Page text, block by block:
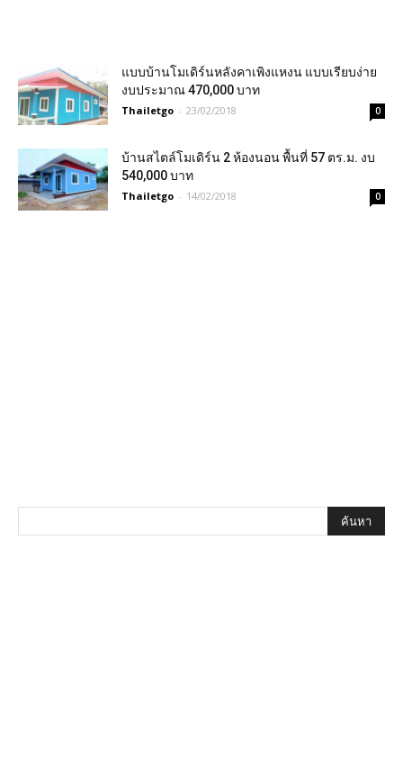
แบบบ้านโมเดิร์นหลังคาเพิงแหงน แบบเรียบง่าย
งบประมาณ 470,000 บาท
Thailetgo - 23/02/2018 0
บ้านสไตล์โมเดิร์น 2 ห้องนอน พื้นที่ 57 ตร.ม. งบ
540,000 บาท
Thailetgo - 14/02/2018 0